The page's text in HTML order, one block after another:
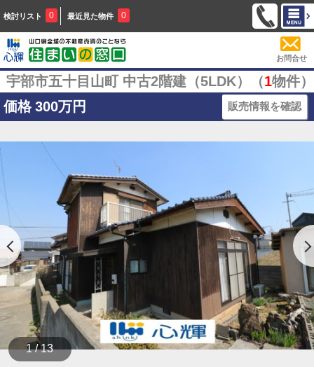
検討リスト 0 最近見た物件 0
お問合せ
宇部市五十目山町 中古2階建（5LDK）（1物件）
価格 300万円 販売情報を確認
1 / 13